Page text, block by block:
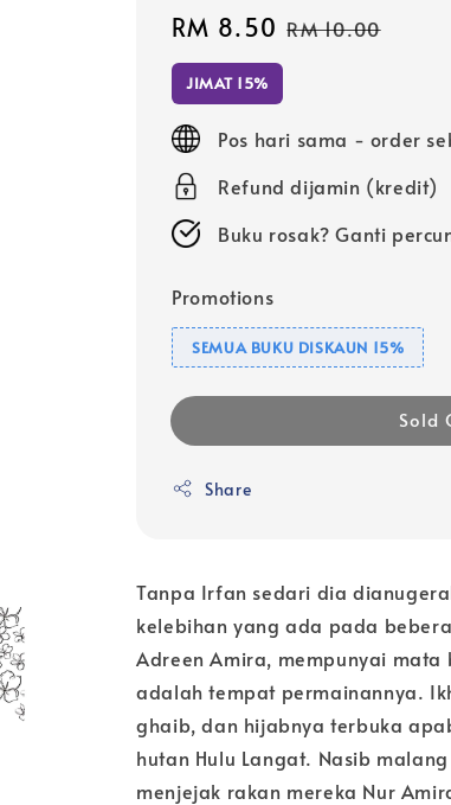
Sale
price
RM 8.50 Regular
RM 10.00
JIMAT 15%
Pos hari sama - order
Refund dijamin (kredit)
Buku rosak? Ganti
Promotions
SEMUA BUKU DISKAUN 15%
Sold
Share
Tanpa Irfan sedari dia
kelebihan yang ada pada
Adreen Amira, mempunyai mata
adalah tempat permainannya.
ghaib, dan hijabnya terbuka
hutan Hulu Langat. Nasib
menjejak rakan mereka Nur